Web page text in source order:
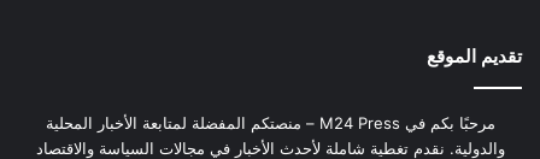
تقديم الموقع
مرحبًا بكم في M24 Press – منصتكم المفضلة لمتابعة الأخبار المحلية
والدولية. نقدم تغطية شاملة لأحدث الأخبار في مجالات السياسة والاقتصاد